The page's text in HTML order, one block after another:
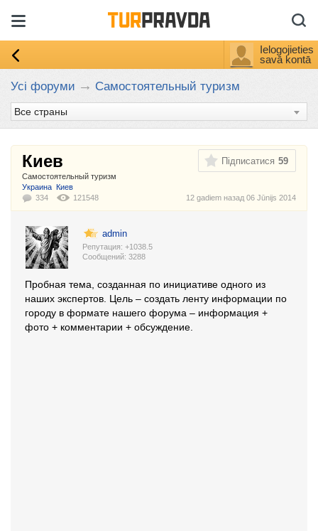
Ielogojieties
savā kontā
Усі форуми → Самостоятельный туризм
Киев
12 gadiem назад 06 Jūnijs 2014
Самостоятельный туризм
334 121548
Підписатися 59
admin
Репутация: +1038.5
Cообщений: 3288
Пробная тема, созданная по инициативе одного из
наших экспертов. Цель – создать ленту информации по
городу в формате нашего форума – информация +
фото + комментарии + обсуждение.
Украина Киев